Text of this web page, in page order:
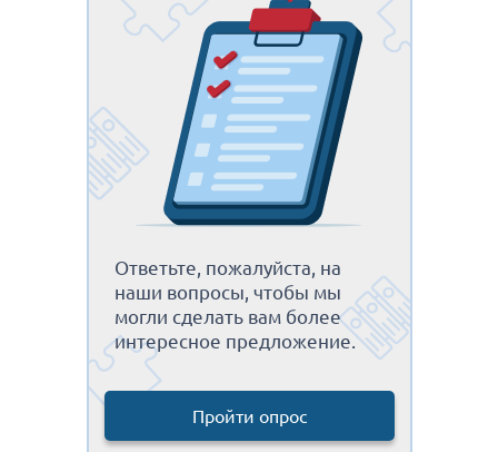
Ответьте, пожалуйста, на
наши вопросы, чтобы мы
могли сделать вам более
интересное предложение.
Пройти опрос